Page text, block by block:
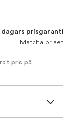
dagars prisgaranti
Matcha priset
pris på